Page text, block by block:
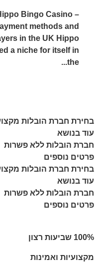
Bingo Casino –
methods and
in the UK Hippo
a niche for itself in
the...
בחירת חברת הובלות
עוד בנושא
חברת הובלות ללא פשרות
פרטים נוספים
בחירת חברת הובלות
עוד בנושא
חברת הובלות ללא פשרות
פרטים נוספים
מקצועיות ואמינות